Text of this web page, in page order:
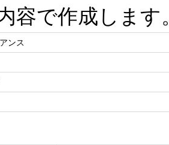
容で作成します
ンス